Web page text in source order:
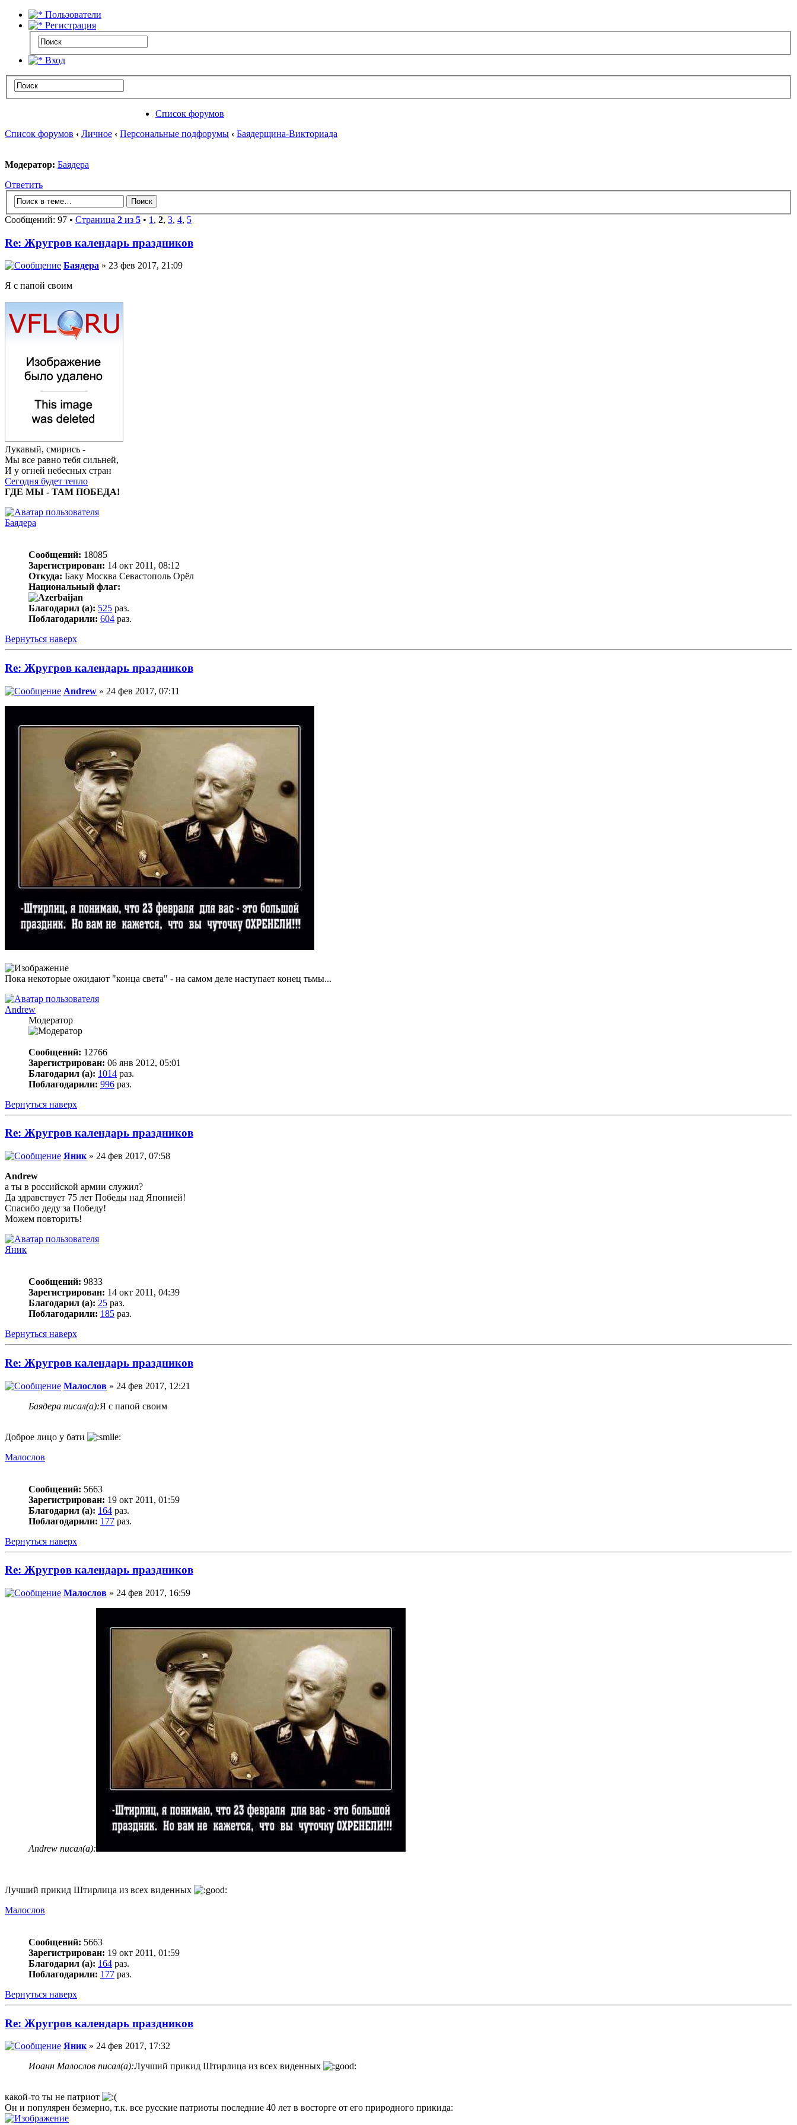
Пользователи
Регистрация
Вход
Список форумов
Список форумов ‹ Личное ‹ Персональные подфорумы ‹ Баядерщина-Викториада
Модератор: Баядера
Ответить
Сообщений: 97 • Страница 2 из 5 • 1 , 2, 3, 4, 5
Re: Жругров календарь праздников
Баядера » 23 фев 2017, 21:09
Я с папой своим
Лукавый, смирись -
Мы все равно тебя сильней,
И у огней небесных стран
Сегодня будет тепло
ГДЕ МЫ - ТАМ ПОБЕДА!
Баядера
Сообщений: 18085
Зарегистрирован: 14 окт 2011, 08:12
Откуда: Баку Москва Севастополь Орёл
Национальный флаг:
Благодарил (а): 525 раз.
Поблагодарили: 604 раз.
Вернуться наверх
Re: Жругров календарь праздников
Andrew » 24 фев 2017, 07:11
Пока некоторые ожидают "конца света" - на самом деле наступает конец тьмы...
Andrew
Модератор
Сообщений: 12766
Зарегистрирован: 06 янв 2012, 05:01
Благодарил (а): 1014 раз.
Поблагодарили: 996 раз.
Вернуться наверх
Re: Жругров календарь праздников
Яник » 24 фев 2017, 07:58
Andrew
а ты в российской армии служил?
Да здравствует 75 лет Победы над Японией!
Спасибо деду за Победу!
Можем повторить!
Яник
Сообщений: 9833
Зарегистрирован: 14 окт 2011, 04:39
Благодарил (а): 25 раз.
Поблагодарили: 185 раз.
Вернуться наверх
Re: Жругров календарь праздников
Малослов » 24 фев 2017, 12:21
Баядера писал(а):Я с папой своим
Доброе лицо у бати
Малослов
Сообщений: 5663
Зарегистрирован: 19 окт 2011, 01:59
Благодарил (а): 164 раз.
Поблагодарили: 177 раз.
Вернуться наверх
Re: Жругров календарь праздников
Малослов » 24 фев 2017, 16:59
Andrew писал(а):
Лучший прикид Штирлица из всех виденных
Малослов
Сообщений: 5663
Зарегистрирован: 19 окт 2011, 01:59
Благодарил (а): 164 раз.
Поблагодарили: 177 раз.
Вернуться наверх
Re: Жругров календарь праздников
Яник» 24 фев 2017, 17:32
Иоанн Малослов писал(а):Лучший прикид Штирлица из всех виденных
какой-то ты не патриот
Он и популярен безмерно, т.к. все русские патриоты последние 40 лет в восторге от его природного прикида: